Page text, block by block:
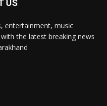
US
entertainment, music
the latest breaking news